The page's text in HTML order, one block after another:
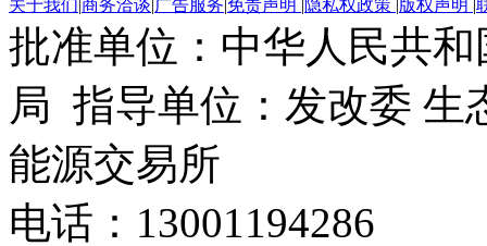
关于我们|商务洽谈|广告服务|免责声明 |隐私权政策 |版权声明 |
批准单位：中华人民共
局 指导单位：发改委 生
能源交易所
电话：13001194286